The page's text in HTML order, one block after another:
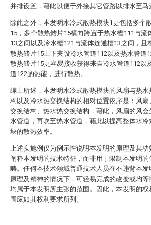
并排设置，藉此以便于外接其它管路以排水至马
除此之外，本发明水冷式散热模块1更包括多个
15，多个散热鳍片15横向跨置于热水槽111与流
13之间以及冷水槽121与流体连通槽13之间，且
散热鳍片15上下夹设冷水管道112以及热水管道
散热鳍片15更容易接收获得来自冷水管道112以
道122的热能，进行散热。
综上所述，本发明水冷式散热模块的风扇与热水
构以及冷水热交换结构的相对位置依序是：风扇
交换结构、热水热交换结构，藉此，风扇的风会
水管道，再吹至热水管道，藉此以提高整体水冷
块的散热效率。
上述实施例仅为例示性说明本发明的原理及其功
阐释本发明的技术特征，而非用于限制本发明的
畴。任何本技术领域普通技术人员在不违背本发
原理及精神的情况下，可轻易完成的改变或均等
均属于本发明所主张的范围。因此，本发明的权
围应如其权利要求所列。